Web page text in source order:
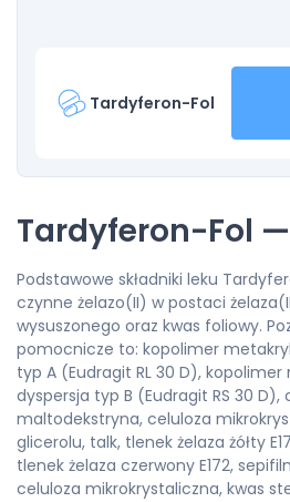
Tardyferon-Fol
Tardyferon-Fol
Podstawowe składniki leku
czynne żelazo(II) w postaci
wysuszonego oraz kwas foliowy.
pomocnicze to: kopolimer
typ A (Eudragit RL 30 D),
dyspersja typ B (Eudragit RS 30
maltodekstryna, celuloza
glicerolu, talk, tlenek żelaza żółty
tlenek żelaza czerwony E172,
celuloza mikrokrystaliczna, kwas